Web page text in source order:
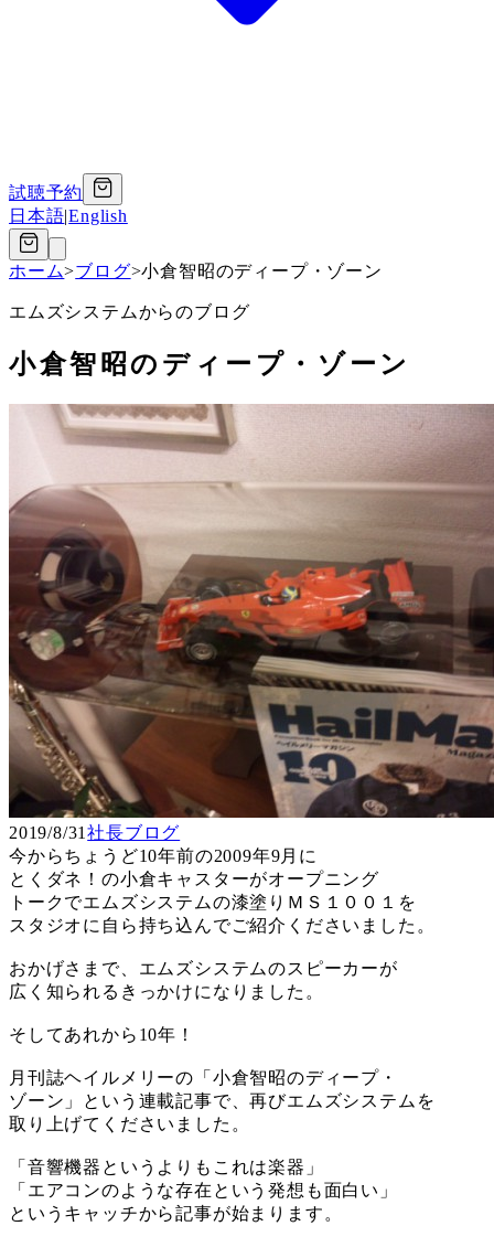
試聴予約
日本語|English
ホーム>ブログ>小倉智昭のディープ・ゾーン
エムズシステムからのブログ
小倉智昭のディープ・ゾーン
2019/8/31社長ブログ
今からちょうど10年前の2009年9月に
とくダネ！の小倉キャスターがオープニング
トークでエムズシステムの漆塗りＭＳ１００１を
スタジオに自ら持ち込んでご紹介くださいました。
おかげさまで、エムズシステムのスピーカーが
広く知られるきっかけになりました。
そしてあれから10年！
月刊誌ヘイルメリーの「小倉智昭のディープ・
ゾーン」という連載記事で、再びエムズシステムを
取り上げてくださいました。
「音響機器というよりもこれは楽器」
「エアコンのような存在という発想も面白い」
というキャッチから記事が始まります。